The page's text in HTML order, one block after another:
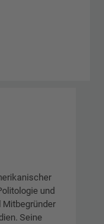
und
Mitbegründer
Seine